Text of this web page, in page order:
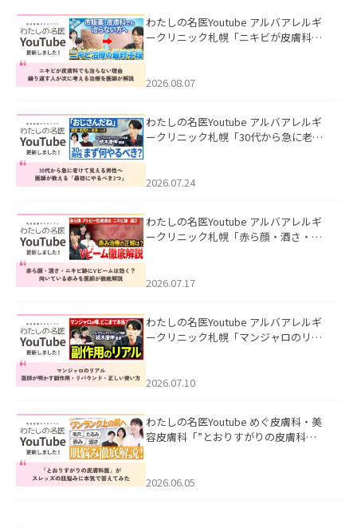
わたしの名医Youtube アルバアレルギ
ークリニック札幌「ニキビが皮膚科で
ました。
2026.08.07
わたしの名医Youtube アルバアレルギ
ークリニック札幌「30代から急に老け
た。
2026.07.24
わたしの名医Youtube アルバアレルギ
ークリニック札幌「赤ら顔・酒さ・ニ
した。
2026.07.17
わたしの名医Youtube アルバアレルギ
ークリニック札幌「マンジャロのリア
た。
2026.07.10
わたしの名医Youtube めぐ皮膚科・美
容皮膚科「”とおりすがりの皮膚科
2026.06.05